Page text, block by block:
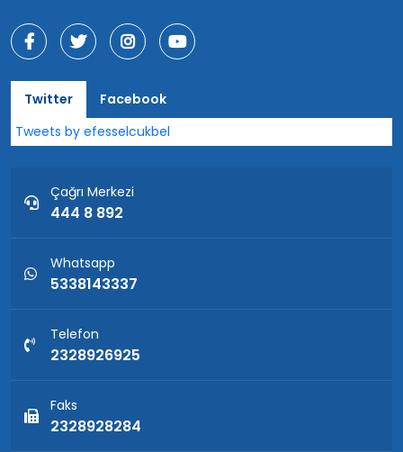
Twitter
Facebook
Tweets by efesselcukbel
Çağrı Merkezi
444 8 892
Whatsapp
5338143337
Telefon
2328926925
Faks
2328928284